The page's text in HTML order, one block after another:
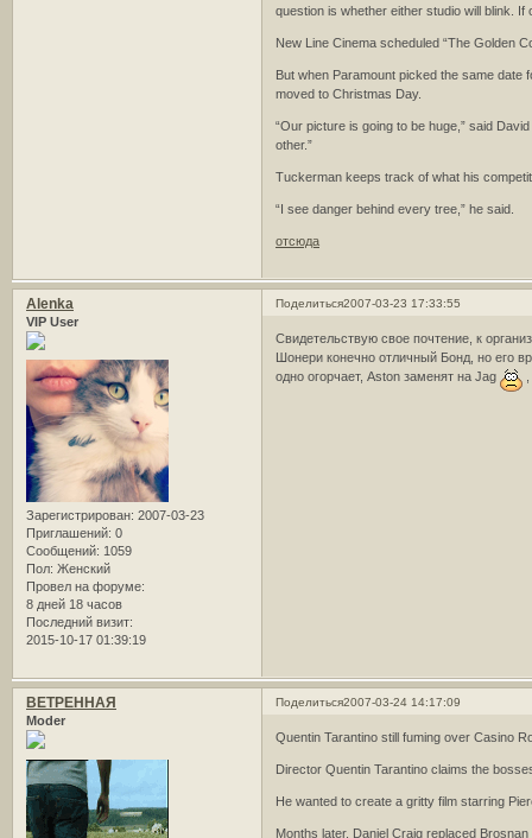
question is whether either studio will blink.
New Line Cinema scheduled “The Golden
But when Paramount picked the same date
moved to Christmas Day.
“Our picture is going to be huge,” said
other.”
Tuckerman keeps track of what his
“I see danger behind every tree,” he said.
отсюда
Поделиться2007-03-23 17:33:55
Alenka
VIP User
Зарегистрирован: 2007-03-23
Приглашений: 0
Сообщений: 1059
Пол: Женский
Провел на форуме:
8 дней 18 часов
Последний визит:
2015-10-17 01:39:19
Свидетельствую свое почтение, к
Шонери конечно отличный Бонд, но его
одно огорчает, Aston заменят на Jag
Поделиться2007-03-24 14:17:09
ВЕТРЕННАЯ
Moder
Quentin Tarantino still fuming over Casino
Director Quentin Tarantino claims the
He wanted to create a gritty film starring
Months later, Daniel Craig replaced